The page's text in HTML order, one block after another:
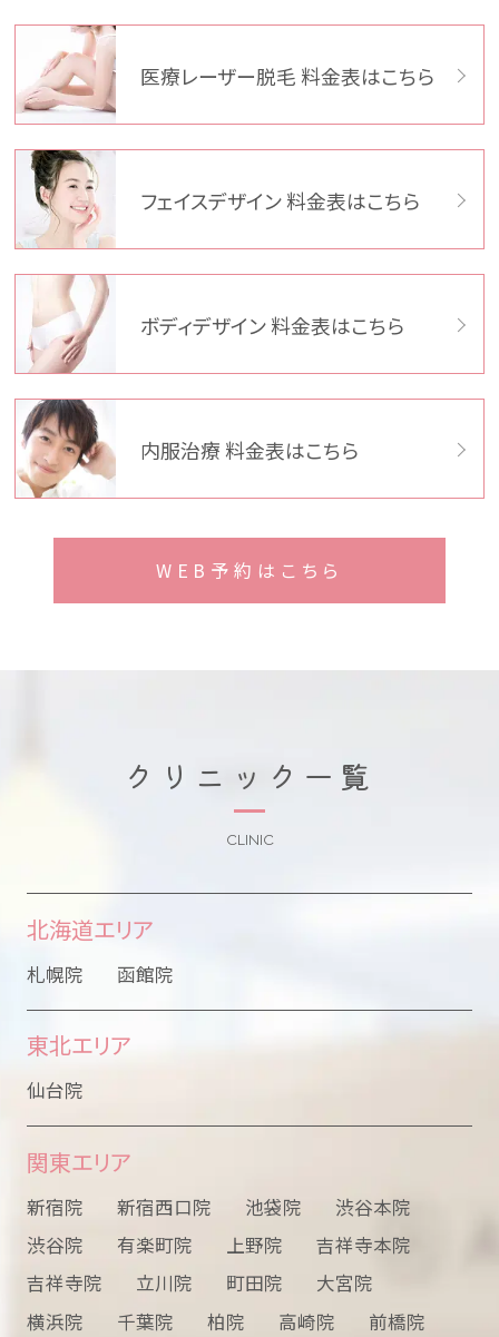
医療レーザー脱毛 料金表はこちら
フェイスデザイン 料金表はこちら
ボディデザイン 料金表はこちら
内服治療 料金表はこちら
WEB予約はこちら
クリニック一覧
CLINIC
北海道エリア
札幌院 函館院
東北エリア
仙台院
関東エリア
新宿院 新宿西口院 池袋院
渋谷本院
渋谷院
有楽町院 上野院
吉祥寺本院
吉祥寺院
立川院 町田院
大宮院
横浜院
千葉院 柏院 高崎院 前橋院